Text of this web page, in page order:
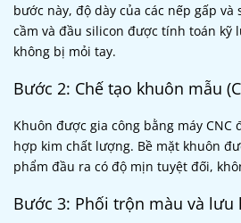
bước này, độ dày của các nếp gấp và
cầm và đầu silicon được tính toán kỹ
không bị mỏi tay.
Bước 2: Chế tạo khuôn mẫu
Khuôn được gia công bằng máy CNC
hợp kim chất lượng. Bề mặt khuôn
phẩm đầu ra có độ mịn tuyệt đối,
Bước 3: Phối trộn màu và lưu